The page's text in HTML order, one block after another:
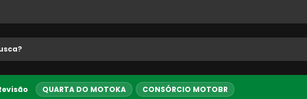
buscados
QUARTA DO MOTOKA CONSÓRCIO MOTOBR
5% OFF no PIX Entrega Expressa